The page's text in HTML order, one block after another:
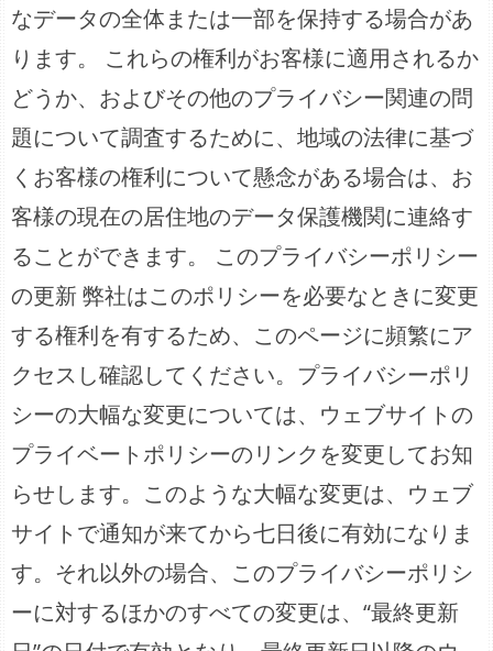
なデータの全体または一部を保持する場合があ
ります。 これらの権利がお客様に適用されるか
どうか、およびその他のプライバシー関連の問
題について調査するために、地域の法律に基づ
くお客様の権利について懸念がある場合は、お
客様の現在の居住地のデータ保護機関に連絡す
ることができます。 このプライバシーポリシー
の更新 弊社はこのポリシーを必要なときに変更
する権利を有するため、このページに頻繁にア
クセスし確認してください。プライバシーポリ
シーの大幅な変更については、ウェブサイトの
プライベートポリシーのリンクを変更してお知
らせします。このような大幅な変更は、ウェブ
サイトで通知が来てから七日後に有効になりま
す。それ以外の場合、このプライバシーポリシ
ーに対するほかのすべての変更は、“最終更新